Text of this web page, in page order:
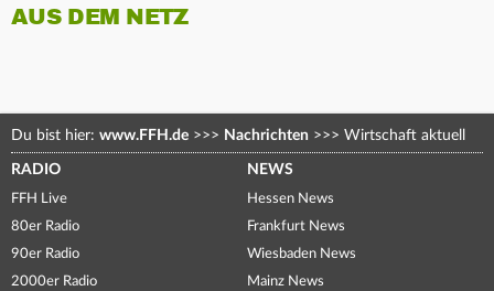
AUS DEM NETZ
Du bist hier: www.FFH.de >>> Nachrichten >>> Wirtschaft aktuell
RADIO
FFH Live
80er Radio
90er Radio
2000er Radio
NEWS
Hessen News
Frankfurt News
Wiesbaden News
Mainz News